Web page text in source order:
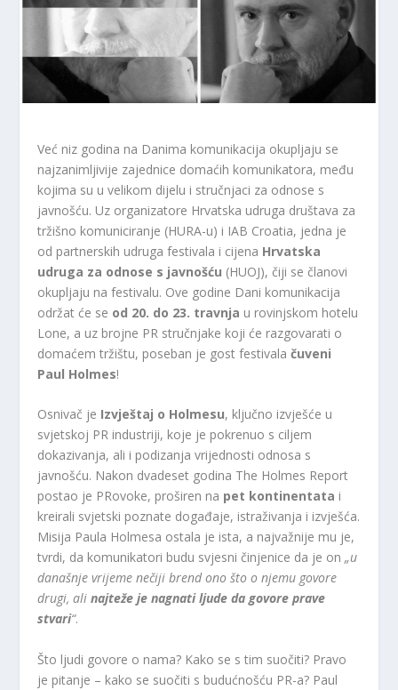
Već niz godina na Danima komunikacija okupljaju se
najzanimljivije zajednice domaćih komunikatora, među
kojima su u velikom dijelu i stručnjaci za odnose s
javnošću. Uz organizatore Hrvatska udruga društava za
tržišno komuniciranje (HURA-u) i IAB Croatia, jedna je
od partnerskih udruga festivala i cijena Hrvatska
udruga za odnose s javnošću (HUOJ), čiji se članovi
okupljaju na festivalu. Ove godine Dani komunikacija
održat će se od 20. do 23. travnja u rovinjskom hotelu
Lone, a uz brojne PR stručnjake koji će razgovarati o
domaćem tržištu, poseban je gost festivalačuveni
Paul Holmes!
Osnivač je Izvještaj o Holmesu, ključno izvješće u
svjetskoj PR industriji, koje je pokrenuo s ciljem
dokazivanja, ali i podizanja vrijednosti odnosa s
javnošću. Nakon dvadeset godina The Holmes Report
postao je PRovoke, proširen na pet kontinentata i
kreirali svjetski poznate događaje, istraživanja i izvješća.
Misija Paula Holmesa ostala je ista, a najvažnije mu je,
tvrdi, da komunikatori budu svjesni činjenice da je on„u
današnje vrijeme nečiji brend ono što o njemu govore
drugi, alinajteže je nagnati ljude da govore prave
stvari“.
Što ljudi govore o nama? Kako se s tim suočiti? Pravo
je pitanje – kako se suočiti s budućnošću PR-a? Paul